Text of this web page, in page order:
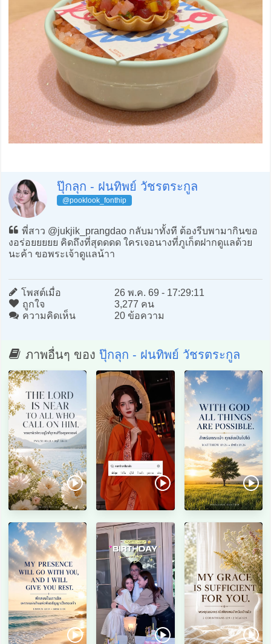
ปุ๊กลุก - ฝนทิพย์ วัชรตระกูล
@pooklook_fonthip
พี่สาว @jukjik_prangdao กลับมาทั้งที ต้องรีบพามากินขอ
งอร่อยยยยย คิดถึงที่สุดดดด ใครเจอนางที่ภูเก็ตฝากดูแลด้วย
นะค้า ขอพระเจ้าดูแลน้าา
โพสต์เมื่อ
26 พ.ค. 69 - 17:29:11
ถูกใจ
3,277 คน
ความคิดเห็น
20 ข้อความ
ภาพอื่นๆ ของ ปุ๊กลุก - ฝนทิพย์ วัชรตระกูล